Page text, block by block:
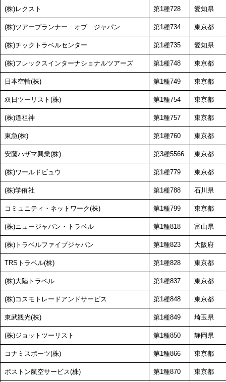
(株)レクスト 第1種728 愛知県
(株)ツアープランナー オブ ジャパン 第1種734 東京都
(株)チックトラベルセンター 第1種735 愛知県
(株)フレックスインターナショナルツアーズ 第1種748 東京都
日本空輸(株) 第1種749 東京都
双日ツーリスト(株) 第1種754 東京都
(株)道祖神 第1種757 東京都
東急(株) 第1種760 東京都
安藤ハザマ興業(株) 第3種5566 東京都
(株)ワールドビュウ 第1種779 東京都
(株)学侑社 第1種788 石川県
コミュニティ・ネットワーク(株) 第1種799 東京都
(株)ニュージャパン・トラベル 第1種818 富山県
(株)トラベルファイブジャパン 第1種823 大阪府
TRSトラベル(株) 第1種828 東京都
(株)大陸トラベル 第1種837 東京都
(株)コスモトレードアンドサービス 第1種848 東京都
東武観光(株) 第1種849 埼玉県
(株)ジョットツーリスト 第1種850 静岡県
コナミスポーツ(株) 第1種866 東京都
ボストン航空サービス(株) 第1種870 東京都